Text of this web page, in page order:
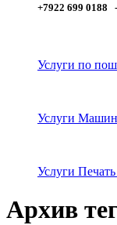
+7922 699 0188
Услуги по
Услуги
Услуги
Архив